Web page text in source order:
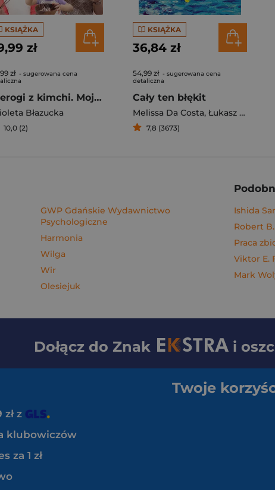
KSIĄŻKA
zł
zł - sugerowana cena
Pierogi z kimchi. Moje ulubione azjatyckie przepisy - książka z autografem
Błazucka
10,0 (2)
KSIĄŻKA
36,84 zł
54,99 zł - sugerowana cena
detaliczna
Cały ten błękit
Melissa Da Costa, Łukasz Müller
7,8 (3673)
GWP Gdańskie Wydawnictwo
Psychologiczne
Harmonia
Wilga
Wir
Olesiejuk
Ishida
Praca
Viktor E.
Mark
Dołącz do Znak i
Twoje
z
klubowiczów
za 1 zł